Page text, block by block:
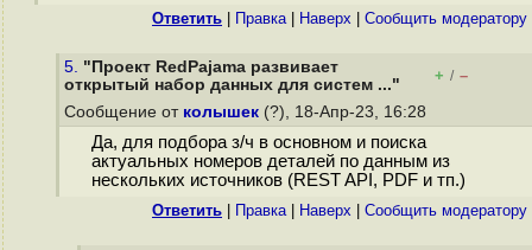
Ответить Правка| Наверх Cообщить модератору
5. "Проект RedPajama развивает
открытый набор данных для систем ..."
+ / –
Сообщение от колышек (?), 18-Апр-23, 16:28
Да, для подбора з/ч в основном и поиска
актуальных номеров деталей по данным из
нескольких источников (REST API, PDF и тп.)
Ответить Правка| Наверх Cообщить модератору